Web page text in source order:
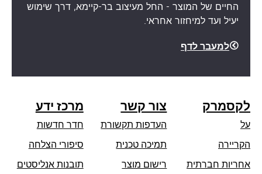
החיים של המוצר - החל מעיצוב בר-קיימא, דרך שימוש
יעיל ועד למיחזור אחראי.
למעבר לדף
לקסמרק
על
הקריירה
אחריות חברתית
צור קשר
העדפות תקשורת
תמיכה טכניתopens
רישום מוצר
מרכז ידע
חדר חדשות
סיפורי הצלחה
תובנות אנליסטים